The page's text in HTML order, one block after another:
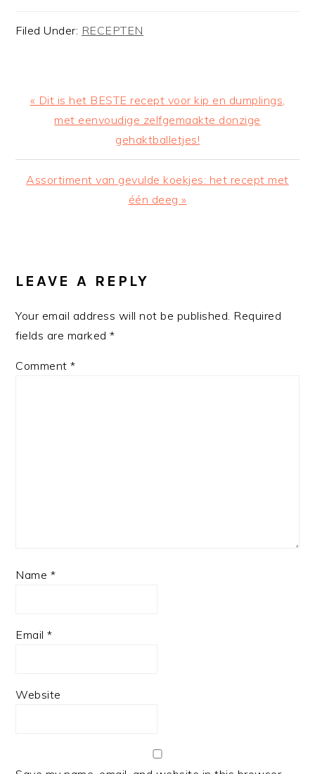
Filed Under: RECEPTEN
Previous
Post:
« Dit is het BESTE recept voor kip en dumplings,
met eenvoudige zelfgemaakte donzige
gehaktballetjes!
Next
Assortiment van gevulde koekjes: het recept met
één deeg »
INTERACTIONS
LEAVE A REPLY
Your email address will not be published. Required
fields are marked*
Comment*
Name *
Email*
Website